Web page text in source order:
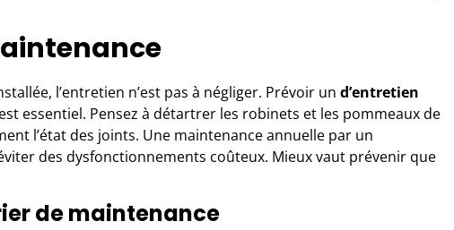
l’entretien n’est pas à négliger. Prévoir un d’entretien
essentiel. Pensez à détartrer les robinets et les pommeaux de
l’état des joints. Une maintenance annuelle par un
des dysfonctionnements coûteux. Mieux vaut prévenir que
de maintenance